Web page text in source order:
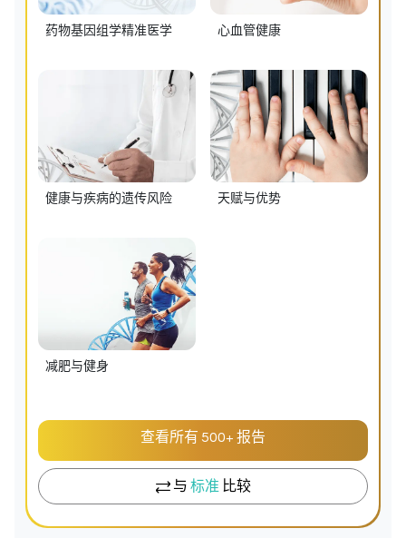
药物基因组学精准医学 心血管健康
健康与疾病的遗传风险 天赋与优势
减肥与健身
查看所有 500+ 报告
与 标准 比较